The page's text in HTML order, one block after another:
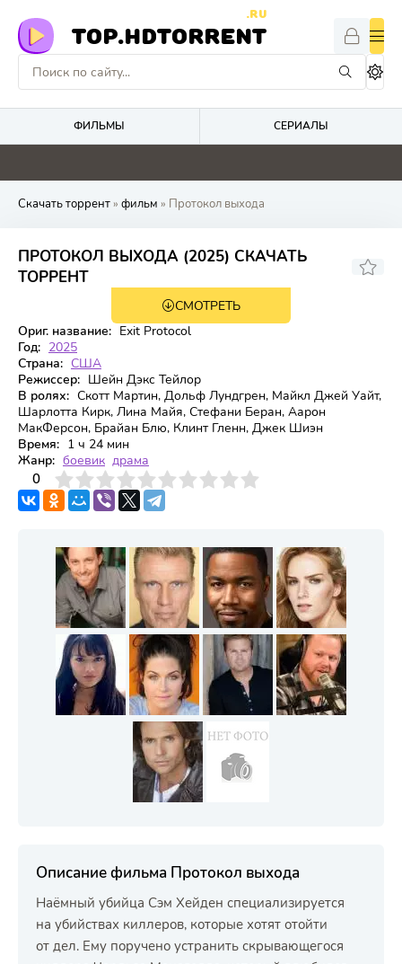
TOP.HDTORRENT
.RU
ФИЛЬМЫ СЕРИАЛЫ
0 0 0 0
Скачать торрент» фильм » Протокол выхода
ПРОТОКОЛ ВЫХОДА (2025) СКАЧАТЬ
ТОРРЕНТ
СМОТРЕТЬ
Ориг. название: Exit Protocol
Год: 2025
Страна: США
Режиссер: Шейн Дэкс Тейлор
В ролях: Скотт Мартин, Дольф Лундгрен, Майкл Джей Уайт,
Шарлотта Кирк, Лина Майя, Стефани Беран, Аарон
МакФерсон, Брайан Блю, Клинт Гленн, Джек Шиэн
Время: 1 ч 24 мин
Жанр: боевик драма
0
4 6 7 8 9 10
Описание фильма Протокол выхода
Наёмный убийца Сэм Хейден специализируется
на убийствах киллеров, которые хотят отойти
от дел. Ему поручено устранить скрывающегося